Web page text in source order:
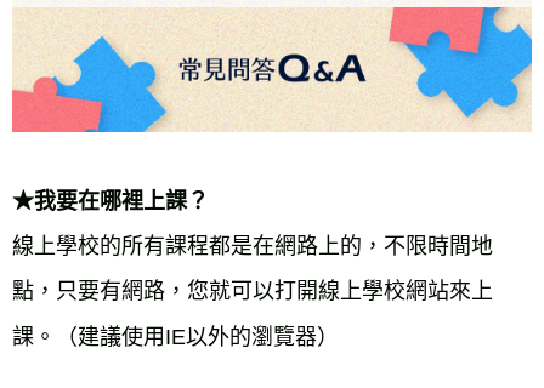
★我要在哪裡上課？
線上學校的所有課程都是在網路上的，不限時間地
點，只要有網路，您就可以打開線上學校網站來上